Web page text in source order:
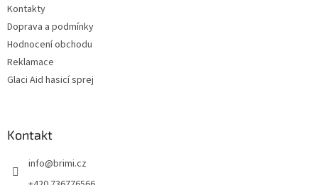
Kontakty
Doprava a podmínky
Hodnocení obchodu
Reklamace
Glaci Aid hasicí sprej
Kontakt
info@brimi.cz